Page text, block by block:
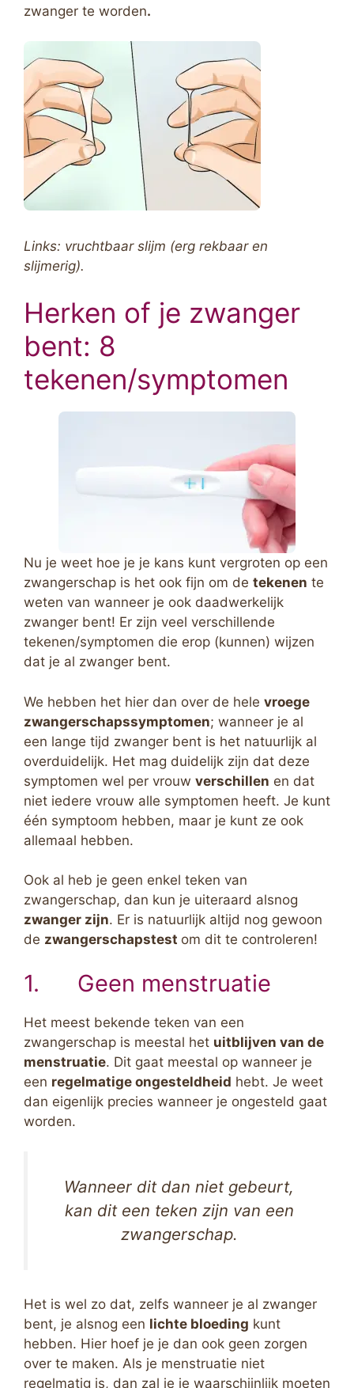
zwanger te worden.
Links: vruchtbaar slijm (erg rekbaar en
slijmerig).
Herken of je zwanger
bent: 8
tekenen/symptomen
Nu je weet hoe je je kans kunt vergroten op een
zwangerschap is het ook fijn om de tekenen te
weten van wanneer je ook daadwerkelijk
zwanger bent! Er zijn veel verschillende
tekenen/symptomen die erop (kunnen) wijzen
dat je al zwanger bent.
We hebben het hier dan over de hele vroege
zwangerschapssymptomen; wanneer je al
een lange tijd zwanger bent is het natuurlijk al
overduidelijk. Het mag duidelijk zijn dat deze
symptomen wel per vrouw verschillen en dat
niet iedere vrouw alle symptomen heeft. Je kunt
één symptoom hebben, maar je kunt ze ook
allemaal hebben.
Ook al heb je geen enkel teken van
zwangerschap, dan kun je uiteraard alsnog
zwanger zijn. Er is natuurlijk altijd nog gewoon
de zwangerschapstest om dit te controleren!
1. Geen menstruatie
Het meest bekende teken van een
zwangerschap is meestal het uitblijven van de
menstruatie. Dit gaat meestal op wanneer je
een regelmatige ongesteldheid hebt. Je weet
dan eigenlijk precies wanneer je ongesteld gaat
worden.
Wanneer dit dan niet gebeurt,
kan dit een teken zijn van een
zwangerschap.
Het is wel zo dat, zelfs wanneer je al zwanger
bent, je alsnog een lichte bloeding kunt
hebben. Hier hoef je je dan ook geen zorgen
over te maken. Als je menstruatie niet
regelmatig is, dan zal je je waarschijnlijk moeten